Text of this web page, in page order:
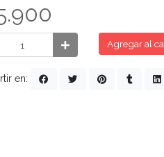
Agregar al
en: